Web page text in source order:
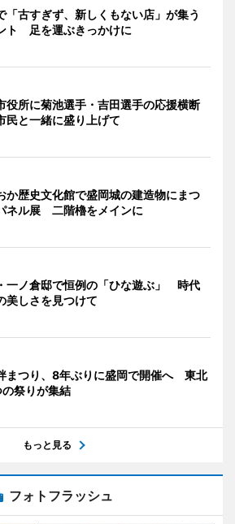
「古すぎず、新しくもない店」が集う
ト 足を運ぶきっかけに
役所に菊池選手・吉田選手の応援横断
と一緒に盛り上げて
か歴史文化館で盛岡城の建造物にまつ
ネル展 二階櫓をメインに
一ノ倉邸で恒例の「ひな遊ぶ」 時代
美しさを見つけて
まつり、8年ぶりに盛岡で開催へ 東北
祭りが集結
もっと見る
フォトフラッシュ